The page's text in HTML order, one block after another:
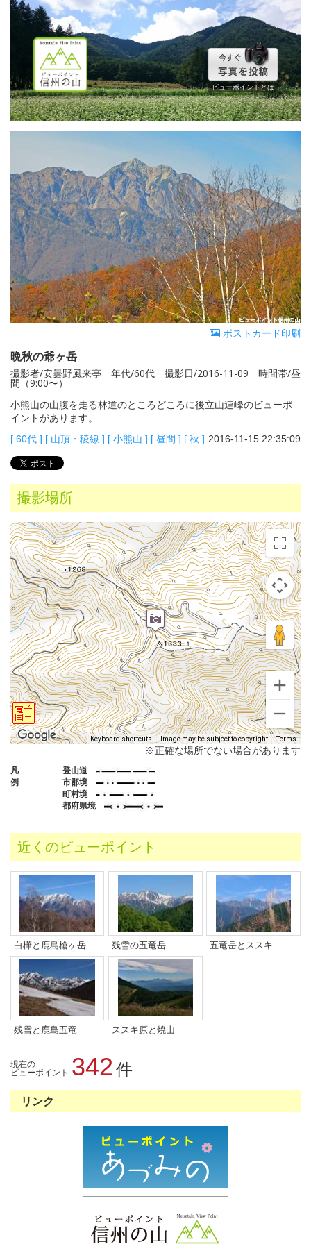
ビューポイントとは
ポストカード印刷
晩秋の爺ヶ岳
撮影者/安曇野風来亭 年代/60代 撮影日/2016-11-09 時間帯/昼
間（9:00〜）
小熊山の山腹を走る林道のところどころに後立山連峰のビューポ
イントがあります。
[ 60代 ] [ 山頂・稜線 ] [ 小熊山 ] [ 昼間 ] [ 秋 ] 2016-11-15 22:35:09
撮影場所
Keyboard shortcuts Image may be subject to copyright Terms
※正確な場所でない場合があります
凡
例
登山道
市郡境
町村境
都府県境
近くのビューポイント
白樺と鹿島槍ヶ岳 残雪の五竜岳 五竜岳とススキ
残雪と鹿島五竜 ススキ原と焼山
現在の
ビューポイント 342件
リンク